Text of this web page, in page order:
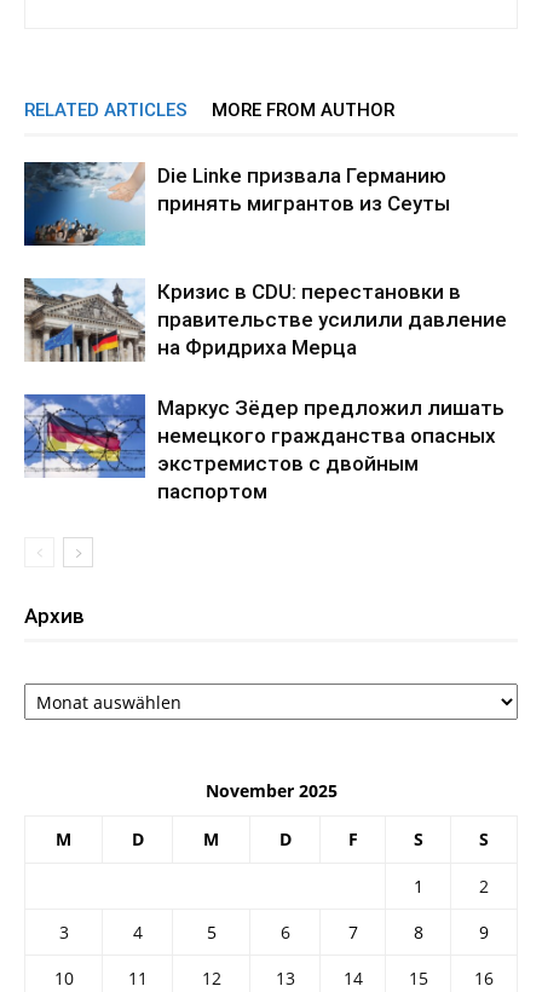
RELATED ARTICLES MORE FROM AUTHOR
Die Linke призвала Германию
принять мигрантов из Сеуты
Кризис в CDU: перестановки в
правительстве усилили давление
на Фридриха Мерца
Маркус Зёдер предложил лишать
немецкого гражданства опасных
экстремистов с двойным
паспортом
Архив
Архив
November 2025
M D M D F S S
1
2
3
4 5 6 7 8
9
10
11 12 13 14 15
16